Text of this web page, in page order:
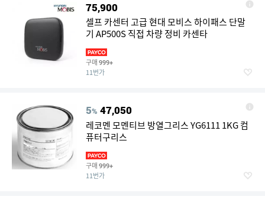
75,900
셀프 카센터 고급 현대 모비스 하이패스 단말
기 AP500S 직접 차량 정비 카센타
구매 999+
11번가
5% 47,050
레코멘 모멘티브 방열그리스 YG6111 1KG 컴
퓨터구리스
구매 999+
11번가